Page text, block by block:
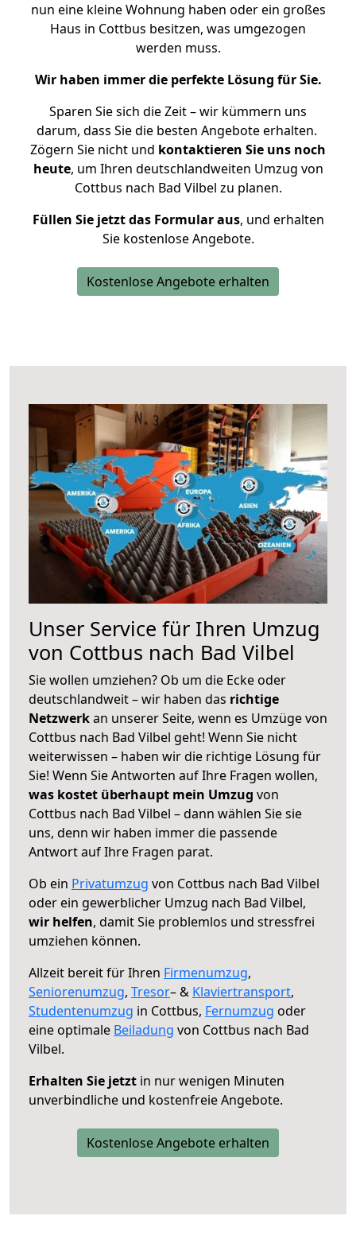
nun eine kleine Wohnung haben oder ein großes
Haus in Cottbus besitzen, was umgezogen
werden muss.
Wir haben immer die perfekte Lösung für Sie.
Sparen Sie sich die Zeit – wir kümmern uns
darum, dass Sie die besten Angebote erhalten.
Zögern Sie nicht und kontaktieren Sie uns noch
heute, um Ihren deutschlandweiten Umzug von
Cottbus nach Bad Vilbel zu planen.
Füllen Sie jetzt das Formular aus, und erhalten
Sie kostenlose Angebote.
Kostenlose Angebote erhalten
Unser Service für Ihren Umzug
von Cottbus nach Bad Vilbel
Sie wollen umziehen? Ob um die Ecke oder
deutschlandweit – wir haben das richtige
Netzwerkan unserer Seite, wenn es Umzüge von
Cottbus nach Bad Vilbel geht! Wenn Sie nicht
weiterwissen – haben wir die richtige Lösung für
Sie! Wenn Sie Antworten auf Ihre Fragen wollen,
was kostet überhaupt mein Umzug von
Cottbus nach Bad Vilbel – dann wählen Sie sie
uns, denn wir haben immer die passende
Antwort auf Ihre Fragen parat.
Ob ein Privatumzug von Cottbus nach Bad Vilbel
oder ein gewerblicher Umzug nach Bad Vilbel,
wir helfen, damit Sie problemlos und stressfrei
umziehen können.
Allzeit bereit für Ihren Firmenumzug,
Seniorenumzug, Tresor– & Klaviertransport,
Studentenumzug in Cottbus, Fernumzug oder
eine optimale Beiladung von Cottbus nach Bad
Vilbel.
Erhalten Sie jetzt in nur wenigen Minuten
unverbindliche und kostenfreie Angebote.
Kostenlose Angebote erhalten